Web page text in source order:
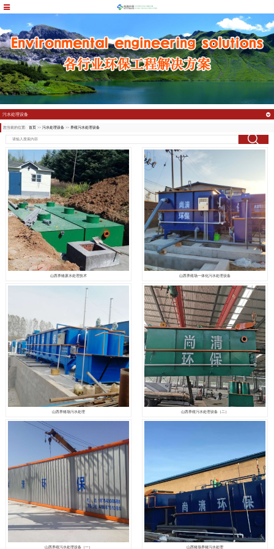
污水处理设备
您当前的位置: 首页>> 污水处理设备>> 养殖污水处理设备
山西养猪废水处理技术 山西养殖场一体化污水处理设备
山西养猪场污水处理 山西养殖污水处理设备（二）
山西养殖污水处理设备（一） 山西猪场养猪污水处理